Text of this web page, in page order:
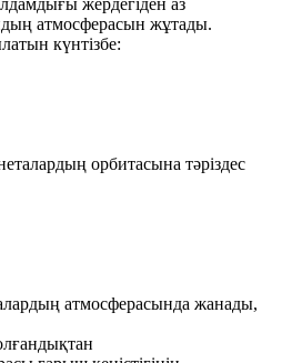
жердегіден аз
атмосферасын жұтады.
күнтізбе:
орбитасына тәріздес
атмосферасында жанады,